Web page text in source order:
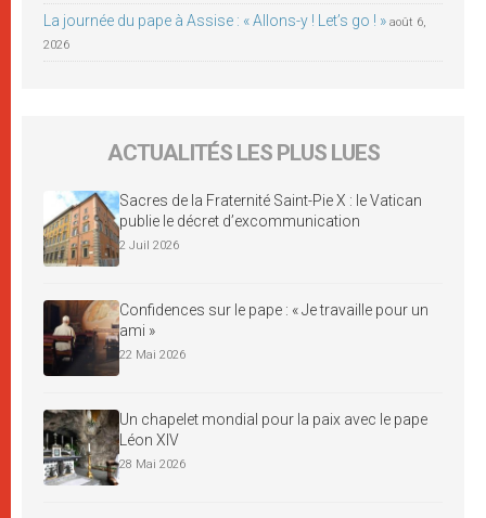
La journée du pape à Assise : « Allons-y ! Let’s go ! » août 6,
2026
ACTUALITÉS LES PLUS LUES
Sacres de la Fraternité Saint-Pie X : le Vatican
publie le décret d’excommunication
2 Juil 2026
Confidences sur le pape : « Je travaille pour un
ami »
22 Mai 2026
Un chapelet mondial pour la paix avec le pape
Léon XIV
28 Mai 2026